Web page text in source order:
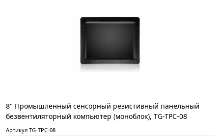
8" Промышленный сенсорный резистивный панельный
безвентиляторный компьютер (моноблок), TG-TPC-08
Артикул TG-TPC-08